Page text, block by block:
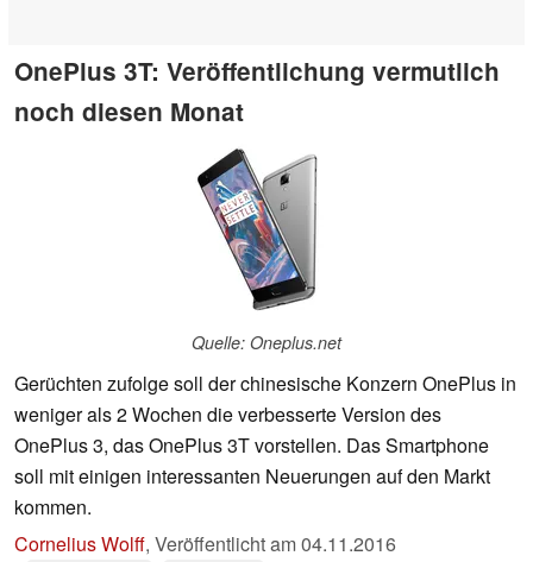
OnePlus 3T: Veröffentlichung vermutlich
noch diesen Monat
Quelle: Oneplus.net
Gerüchten zufolge soll der chinesische Konzern OnePlus in
weniger als 2 Wochen die verbesserte Version des
OnePlus 3, das OnePlus 3T vorstellen. Das Smartphone
soll mit einigen interessanten Neuerungen auf den Markt
kommen.
Cornelius Wolff, Veröffentlicht am04.11.2016